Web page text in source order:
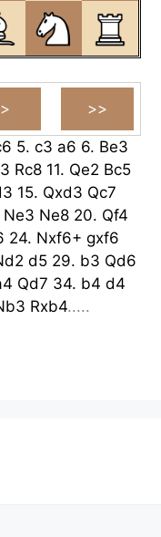
5. c3 a6 6. Be3
Rc8 11. Qe2 Bc5
15. Qxd3 Qc7
Ne3 Ne8 20. Qf4
24. Nxf6+ gxf6
d5 29. b3 Qd6
Qd7 34. b4 d4
Rxb4.....